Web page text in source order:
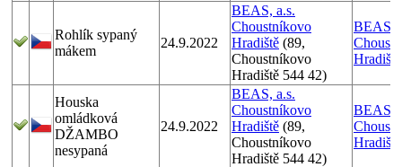
Rohlík sypaný
mákem
24.9.2022
BEAS, a.s.
Choustníkovo
Hradiště (89,
Choustníkovo
Hradiště 544 42)
BEAS,
Houska
omládková
DŽAMBO
nesypaná
24.9.2022
BEAS, a.s.
Choustníkovo
Hradiště (89,
Choustníkovo
Hradiště 544 42)
BEAS,